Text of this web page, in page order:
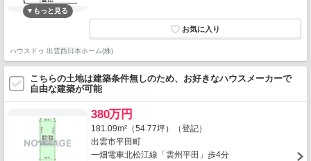
ハウスドゥ 出雲西日本ホーム(株)
こちらの土地は建築条件無しのため、お好きなハウスメーカーで
自由な建築が可能
380万円
181.09m²（54.77坪）（登記）
出雲市平田町
一畑電車北松江線「雲州平田」歩4分